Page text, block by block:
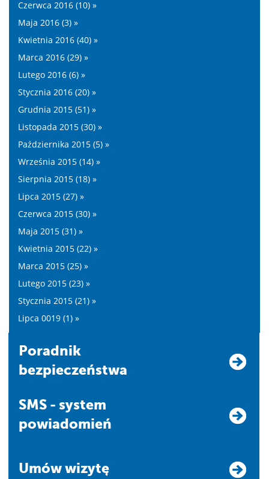
Czerwca 2016 (10) »
Maja 2016 (3) »
Kwietnia 2016 (40) »
Marca 2016 (29) »
Lutego 2016 (6) »
Stycznia 2016 (20) »
Grudnia 2015 (51) »
Listopada 2015 (30) »
Października 2015 (5) »
Września 2015 (14) »
Sierpnia 2015 (18) »
Lipca 2015 (27) »
Czerwca 2015 (30) »
Maja 2015 (31) »
Kwietnia 2015 (22) »
Marca 2015 (25) »
Lutego 2015 (23) »
Stycznia 2015 (21) »
Lipca 0019 (1) »
Poradnik
bezpieczeństwa
SMS - system
powiadomień
Umów wizytę